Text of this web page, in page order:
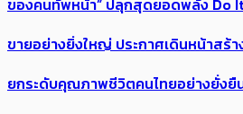
ของคนทัพหน้า” ปลุกสุดยอดพลัง Do
ขายอย่างยิ่งใหญ่ ประกาศเดินหน้าสร้
ยกระดับคุณภาพชีวิตคนไทยอย่างยั่งยื